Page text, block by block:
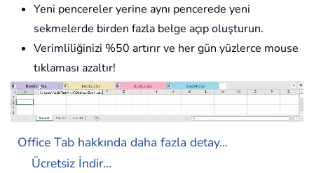
Yeni pencereler yerine aynı pencerede yeni
sekmelerde birden fazla belge açıp oluşturun.
Verimliliğinizi %50 artırır ve her gün yüzlerce mouse
tıklaması azaltır!
Office Tab hakkında daha fazla detay...
Ücretsiz İndir...